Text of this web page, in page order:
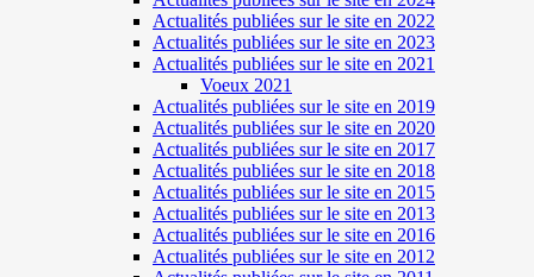
Actualités publiées sur le site en 2022
Actualités publiées sur le site en 2023
Actualités publiées sur le site en 2021
Voeux 2021
Actualités publiées sur le site en 2019
Actualités publiées sur le site en 2020
Actualités publiées sur le site en 2017
Actualités publiées sur le site en 2018
Actualités publiées sur le site en 2015
Actualités publiées sur le site en 2013
Actualités publiées sur le site en 2016
Actualités publiées sur le site en 2012